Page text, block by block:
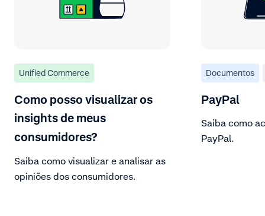
Unified Commerce
Como posso visualizar os
insights de meus
consumidores?
Saiba como visualizar e analisar as
opiniões dos consumidores.
Documentos
PayPal
Saiba como
PayPal.